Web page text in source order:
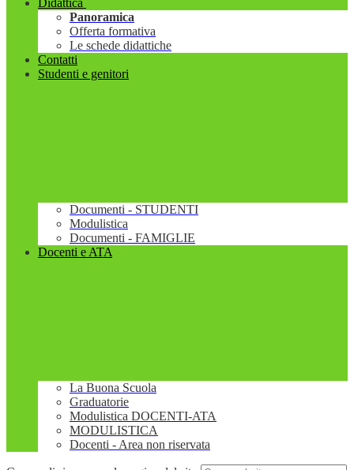
Didattica
Panoramica
Offerta formativa
Le schede didattiche
Contatti
Studenti e genitori
Documenti - STUDENTI
Modulistica
Documenti - FAMIGLIE
Docenti e ATA
La Buona Scuola
Graduatorie
Modulistica DOCENTI-ATA
MODULISTICA
Docenti - Area non riservata